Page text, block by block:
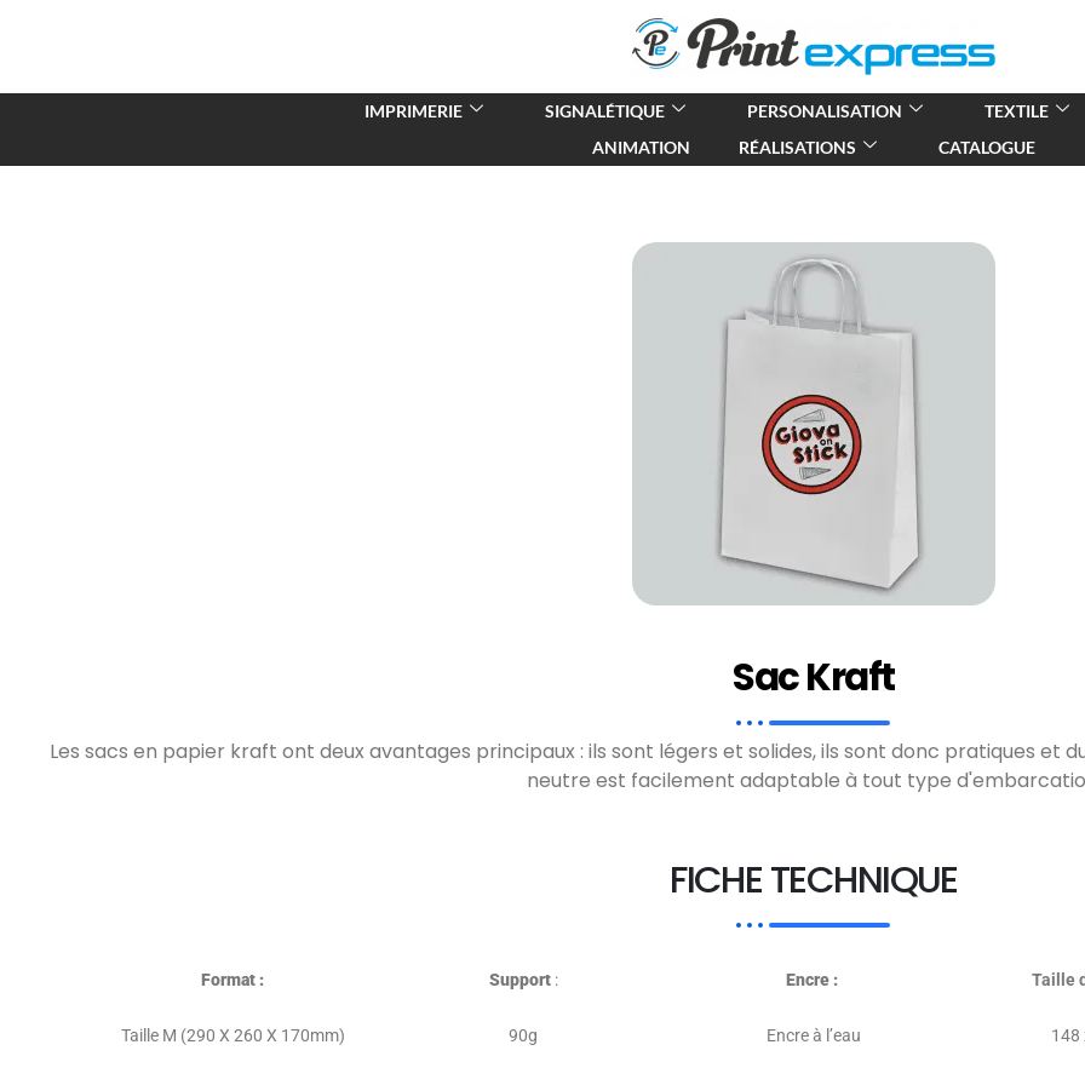
IMPRIMERIE SIGNALÉTIQUE PERSONALISATION TEXTILE
ANIMATION
RÉALISATIONS CATALOGUE
Sac Kraft
Les sacs en papier kraft ont deux avantages principaux : ils sont légers et solides, ils sont donc pratiques et
neutre est facilement adaptable à tout type
FICHE TECHNIQUE
Format :
Taille M (290 X 260 X 170mm)
Support :
90g
Encre :
Encre à l’eau
Taille
148